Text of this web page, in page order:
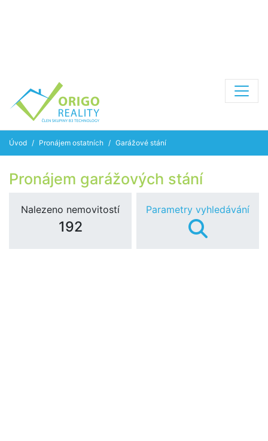
Úvod Pronájem ostatních Garážové stání
Pronájem garážových stání
Nalezeno nemovitostí
192
Parametry vyhledávání